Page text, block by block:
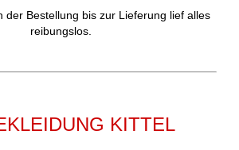
der Bestellung bis zur Lieferung lief alles
reibungslos.
KITTEL